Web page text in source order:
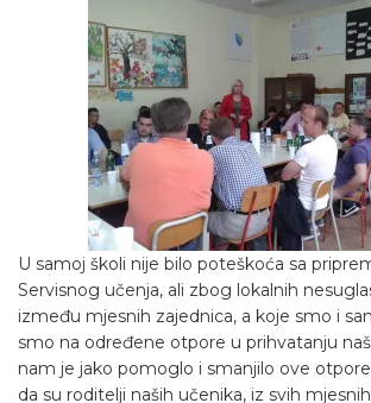
U samoj školi nije bilo poteškoća sa
Servisnog učenja, ali zbog lokalnih
između mjesnih zajednica, a koje smo i
smo na određene otpore u prihvatanju
nam je jako pomoglo i smanjilo ove
da su roditelji naših učenika, iz svih